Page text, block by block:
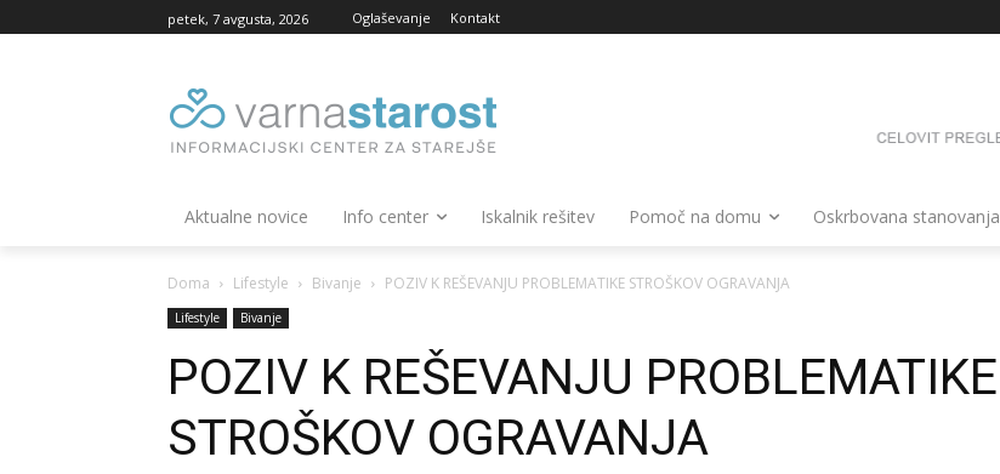
petek, 7 avgusta, 2026 Oglaševanje Kontakt
Aktualne novice Info center Iskalnik rešitev Pomoč na domu Oskrbovana stanovanja
Doma Lifestyle Bivanje POZIV K REŠEVANJU PROBLEMATIKE STROŠKOV OGRAVANJA
Lifestyle Bivanje
POZIV K REŠEVANJU PROBLEMATIKE
STROŠKOV OGRAVANJA